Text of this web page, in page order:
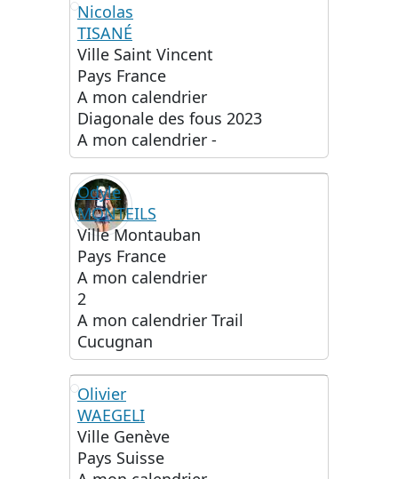
NT
Nicolas
TISANÉ
Ville Saint Vincent
Pays France
A mon calendrier
Diagonale des fous 2023
A mon calendrier -
Odyle
MONTEILS
Ville Montauban
Pays France
A mon calendrier
2
A mon calendrier Trail
Cucugnan
OW
Olivier
WAEGELI
Ville Genève
Pays Suisse